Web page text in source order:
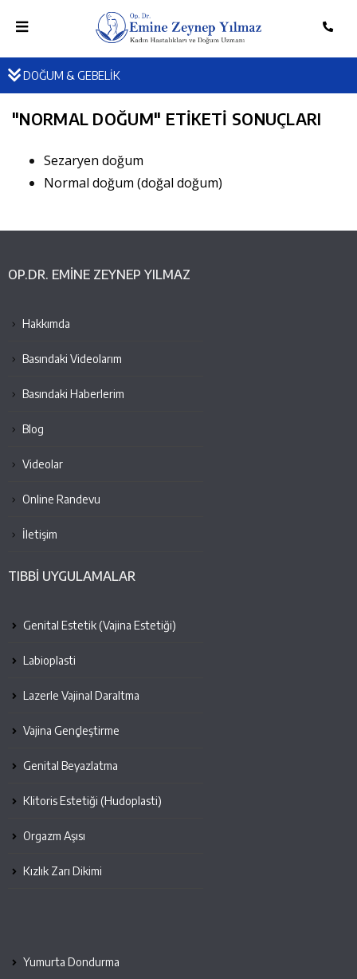
DOĞUM & GEBELİK
"NORMAL DOĞUM" ETIKETI SONUÇLARI
Sezaryen doğum
Normal doğum (doğal doğum)
OP.DR. EMINE ZEYNEP YILMAZ
Hakkımda
Basındaki Videolarım
Basındaki Haberlerim
Blog
Videolar
Online Randevu
İletişim
TIBBİ UYGULAMALAR
Genital Estetik (Vajina Estetiği)
Labioplasti
Lazerle Vajinal Daraltma
Vajina Gençleştirme
Genital Beyazlatma
Klitoris Estetiği (Hudoplasti)
Orgazm Aşısı
Kızlık Zarı Dikimi
Yumurta Dondurma